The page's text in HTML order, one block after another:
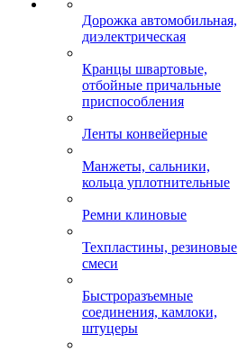
Дорожка автомобильная,
диэлектрическая
Кранцы швартовые,
отбойные причальные
приспособления
Ленты конвейерные
Манжеты, сальники,
кольца уплотнительные
Ремни клиновые
Техпластины, резиновые
смеси
Быстроразъемные
соединения, камлоки,
штуцеры